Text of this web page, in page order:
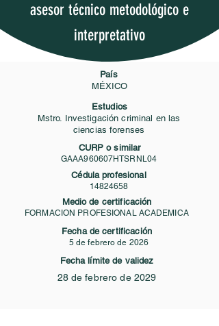
asesor técnico metodológico e
interpretativo
País
MÉXICO
Estudios
Mstro. Investigación criminal en las
ciencias forenses
CURP o similar
GAAA960607HTSRNL04
Cédula profesional
14824658
Medio de certificación
FORMACION PROFESIONAL ACADEMICA
Fecha de certificación
5 de febrero de 2026
Fecha límite de validez
28 de febrero de 2029